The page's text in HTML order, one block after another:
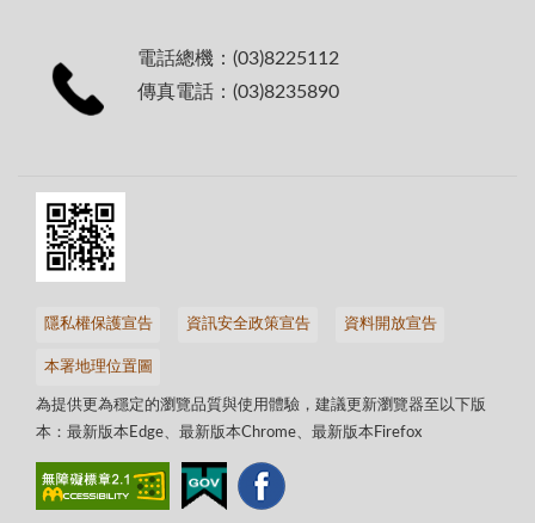
電話總機：(03)8225112
傳真電話：(03)8235890
隱私權保護宣告 資訊安全政策宣告 資料開放宣告
本署地理位置圖
為提供更為穩定的瀏覽品質與使用體驗，建議更新瀏覽器至以下版
本：最新版本Edge、最新版本Chrome、最新版本Firefox